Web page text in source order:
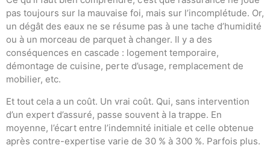
pas toujours sur la mauvaise foi, mais sur l’incomplétude. Or,
un dégât des eaux ne se résume pas à une tache d’humidité
ou à un morceau de parquet à changer. Il y a des
conséquences en cascade : logement temporaire,
démontage de cuisine, perte d’usage, remplacement de
mobilier, etc.
Et tout cela a un coût. Un vrai coût. Qui, sans intervention
d’un expert d’assuré, passe souvent à la trappe. En
moyenne, l’écart entre l’indemnité initiale et celle obtenue
après contre-expertise varie de 30 % à 300 %. Parfois plus.